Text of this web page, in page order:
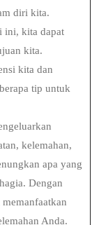
diri kita.
ini, kita dapat
kita.
kita dan
tip untuk
kelemahan,
apa yang
Dengan
Anda.